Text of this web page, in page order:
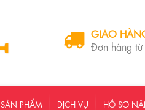
GIAO
Đơn hàng
SẢN PHẨM DỊCH VỤ HỒ SƠ